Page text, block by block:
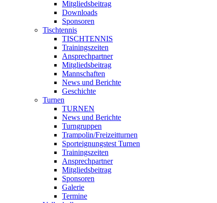
Mitgliedsbeitrag
Downloads
Sponsoren
Tischtennis
TISCHTENNIS
Trainingszeiten
Ansprechpartner
Mitgliedsbeitrag
Mannschaften
News und Berichte
Geschichte
Turnen
TURNEN
News und Berichte
Turngruppen
Trampolin/Freizeitturnen
Sporteignungstest Turnen
Trainingszeiten
Ansprechpartner
Mitgliedsbeitrag
Sponsoren
Galerie
Termine